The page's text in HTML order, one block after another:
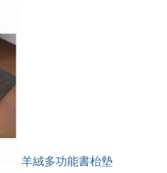
羊絨多功能書枱墊